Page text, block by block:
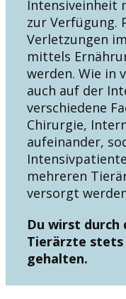
Intensiveinheit
zur Verfügung.
Verletzungen
mittels
werden. Wie in
auch auf der
verschiedene
Chirurgie,
aufeinander,
mehreren
versorgt
Du wirst durch
Tierärzte stets
gehalten.